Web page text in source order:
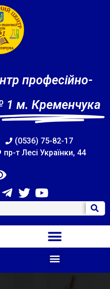
професійно-
м. Кременчука
(0536) 75-82-17
пр-т Лесі Українки, 44